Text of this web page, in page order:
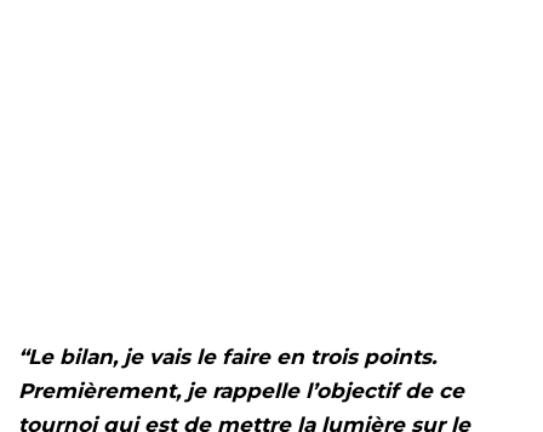
“Le bilan, je vais le faire en trois points.
Premièrement, je rappelle l’objectif de ce
tournoi qui est de mettre la lumière sur le